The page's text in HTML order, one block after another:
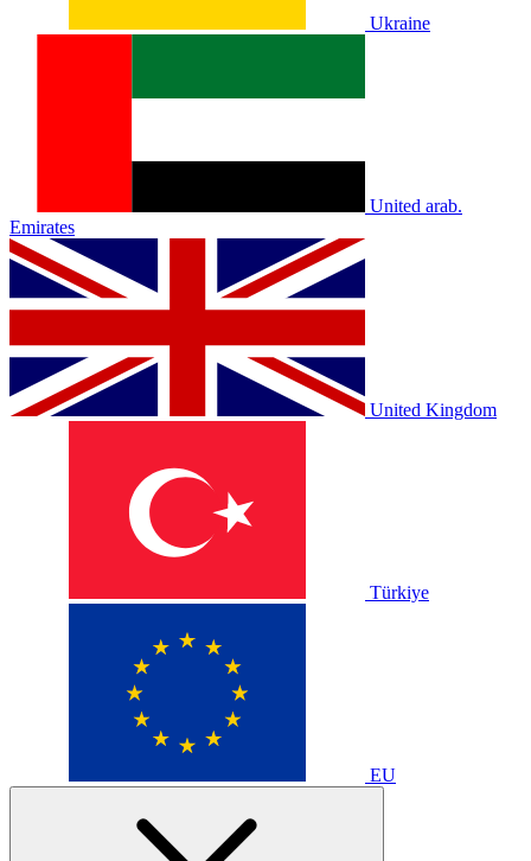
Ukraine
United arab.
Emirates
United Kingdom
Türkiye
EU